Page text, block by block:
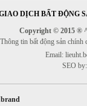
DỊCH BẤT ĐỘNG
Copyright © 2015 ®
Thông tin bất động sản
Email:
SEO